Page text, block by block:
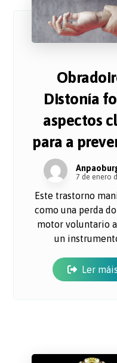
Distonía
aspectos
para a
7 de enero
Este trastorno
como una perda
motor voluntario
un
Ler máis